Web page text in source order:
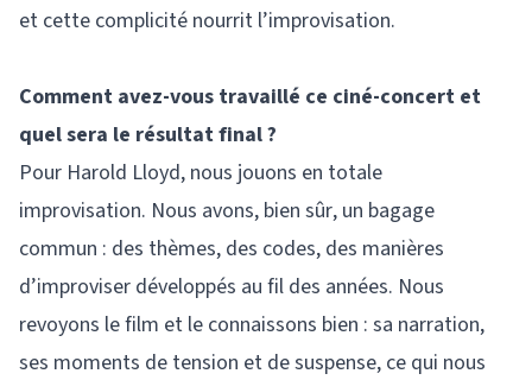
et cette complicité nourrit l’improvisation.
Comment avez-vous travaillé ce ciné-concert et
quel sera le résultat final ?
Pour Harold Lloyd, nous jouons en totale
improvisation. Nous avons, bien sûr, un bagage
commun : des thèmes, des codes, des manières
d’improviser développés au fil des années. Nous
revoyons le film et le connaissons bien : sa narration,
ses moments de tension et de suspense, ce qui nous